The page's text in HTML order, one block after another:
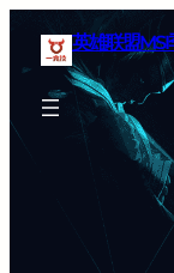
英雄联盟